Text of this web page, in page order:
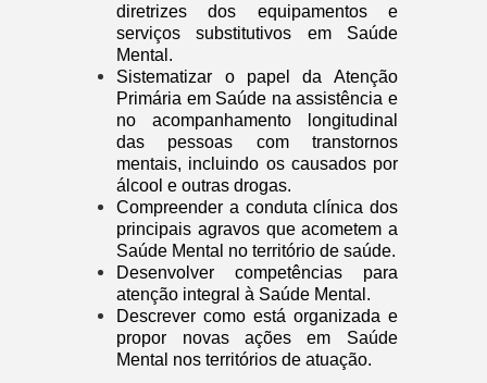
diretrizes dos equipamentos e
serviços substitutivos em Saúde
Mental.
Sistematizar o papel da Atenção
Primária em Saúde na assistência e
no acompanhamento longitudinal
das pessoas com transtornos
mentais, incluindo os causados por
álcool e outras drogas.
Compreender a conduta clínica dos
principais agravos que acometem a
Saúde Mental no território de saúde.
Desenvolver competências para
atenção integral à Saúde Mental.
Descrever como está organizada e
propor novas ações em Saúde
Mental nos territórios de atuação.